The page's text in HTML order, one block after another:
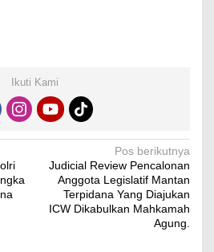
Ikuti Kami
Pos berikutnya
Judicial Review Pencalonan
Anggota Legislatif Mantan
Terpidana Yang Diajukan
ICW Dikabulkan Mahkamah
Agung.